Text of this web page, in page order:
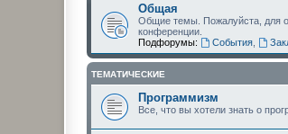
Общая
Общие темы. Пожалуйста, для
конференции.
Подфорумы:
События,
ТЕМАТИЧЕСКИЕ
Программизм
Все, что вы хотели знать о